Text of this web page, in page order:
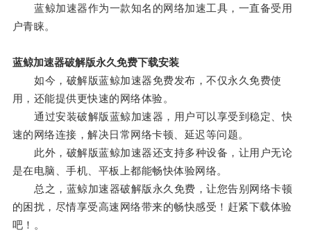
蓝鲸加速器作为一款知名的网络加速工具，一直备受用
户青睐。
蓝鲸加速器破解版永久免费下载安装
如今，破解版蓝鲸加速器免费发布，不仅永久免费使
用，还能提供更快速的网络体验。
通过安装破解版蓝鲸加速器，用户可以享受到稳定、快
速的网络连接，解决日常网络卡顿、延迟等问题。
此外，破解版蓝鲸加速器还支持多种设备，让用户无论
是在电脑、手机、平板上都能畅快体验网络。
总之，蓝鲸加速器破解版永久免费，让您告别网络卡顿
的困扰，尽情享受高速网络带来的畅快感受！赶紧下载体验
吧！。